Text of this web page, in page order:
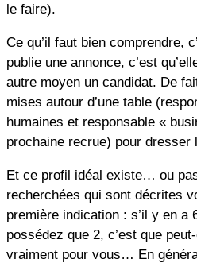
le faire).
Ce qu’il faut bien comprendre,
publie une annonce, c’est
autre moyen un candidat. De
mises autour d’une table
humaines et responsable «
prochaine recrue) pour dresser
Et ce profil idéal existe… ou
recherchées qui sont décrites
première indication : s’il y en a
possédez que 2, c’est que
vraiment pour vous… En